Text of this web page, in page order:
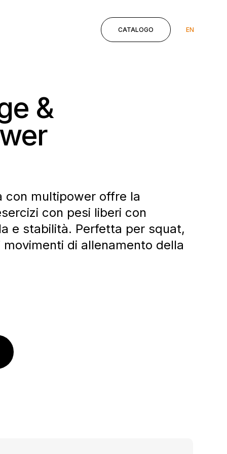
CATALOGO EN
&
con multipower offre la
con pesi liberi con
e stabilità. Perfetta per squat,
di allenamento della